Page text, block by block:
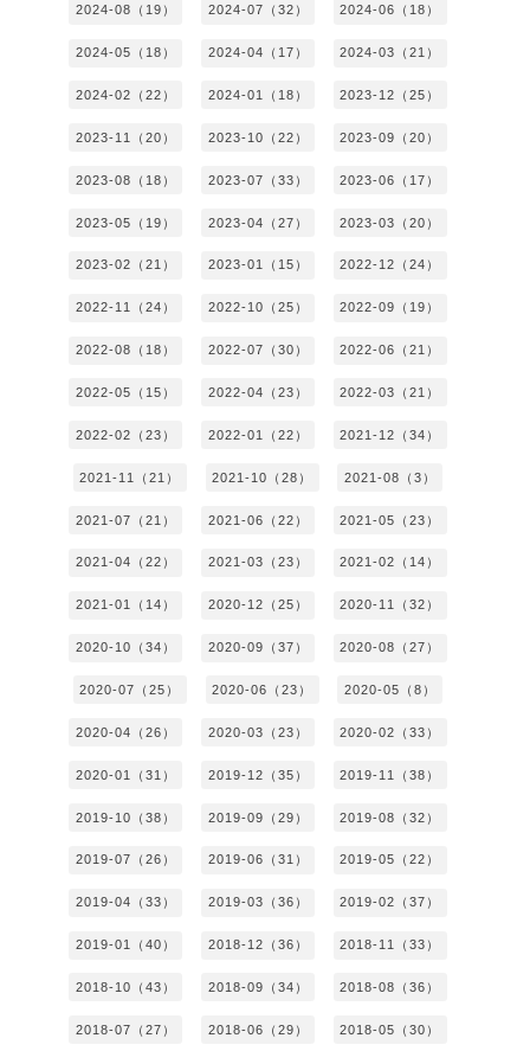
2024-08（19） 2024-07（32） 2024-06（18）
2024-05（18） 2024-04（17） 2024-03（21）
2024-02（22） 2024-01（18） 2023-12（25）
2023-11（20） 2023-10（22） 2023-09（20）
2023-08（18） 2023-07（33） 2023-06（17）
2023-05（19） 2023-04（27） 2023-03（20）
2023-02（21） 2023-01（15） 2022-12（24）
2022-11（24） 2022-10（25） 2022-09（19）
2022-08（18） 2022-07（30） 2022-06（21）
2022-05（15） 2022-04（23） 2022-03（21）
2022-02（23） 2022-01（22） 2021-12（34）
2021-11（21） 2021-10（28） 2021-08（3）
2021-07（21） 2021-06（22） 2021-05（23）
2021-04（22） 2021-03（23） 2021-02（14）
2021-01（14） 2020-12（25） 2020-11（32）
2020-10（34） 2020-09（37） 2020-08（27）
2020-07（25） 2020-06（23） 2020-05（8）
2020-04（26） 2020-03（23） 2020-02（33）
2020-01（31） 2019-12（35） 2019-11（38）
2019-10（38） 2019-09（29） 2019-08（32）
2019-07（26） 2019-06（31） 2019-05（22）
2019-04（33） 2019-03（36） 2019-02（37）
2019-01（40） 2018-12（36） 2018-11（33）
2018-10（43） 2018-09（34） 2018-08（36）
2018-07（27） 2018-06（29） 2018-05（30）